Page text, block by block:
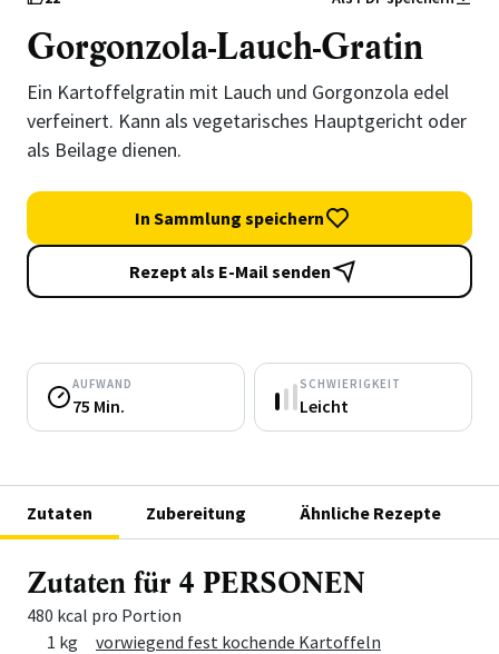
Gorgonzola-Lauch-Gratin
Ein Kartoffelgratin mit Lauch und Gorgonzola edel
verfeinert. Kann als vegetarisches Hauptgericht oder
als Beilage dienen.
In Sammlung speichern
Rezept als E-Mail senden
AUFWAND
75 Min.
SCHWIERIGKEIT
Leicht
Zutaten Zubereitung Ähnliche Rezepte
Zutaten für 4 PERSONEN
480 kcal pro Portion
Menge Zutat
1 kg
vorwiegend fest kochende Kartoffeln